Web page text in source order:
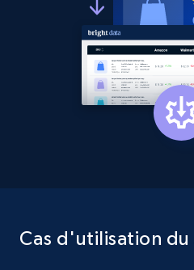
Cas d'utilisation du